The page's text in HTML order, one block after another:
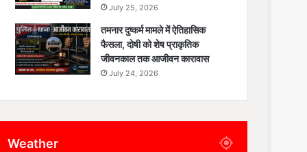
July 25, 2026
तमनार दुष्कर्म मामले में ऐतिहासिक
फैसला, दोषी को शेष प्राकृतिक
जीवनकाल तक आजीवन कारावास
July 24, 2026
Weather